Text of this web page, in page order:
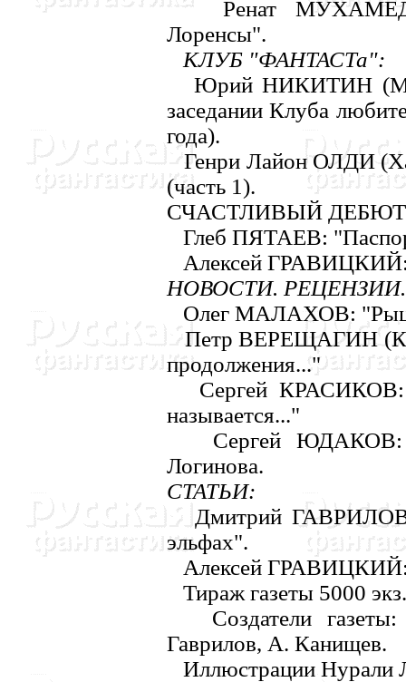
Ренат
Лоренсы".
КЛУБ "ФАHТАСТа":
Юрий HИКИТИH
заседании Клуба
года).
Генри Лайон ОЛДИ
(часть 1).
СЧАСТЛИВЫЙ
Глеб ПЯТАЕВ:
Алексей
HОВОСТИ.
Олег МАЛАХОВ:
Петр ВЕРЕЩАГИH
продолжения..."
Сергей КРАСИКОВ:
называется..."
Сергей ЮДАКОВ:
Логинова.
CТАТЬИ:
Дмитрий ГАВРИЛОВ
эльфах".
Алексей
Тираж газеты 5000
Создатели
Гаврилов, А. Канищев.
Иллюстрации Hурали